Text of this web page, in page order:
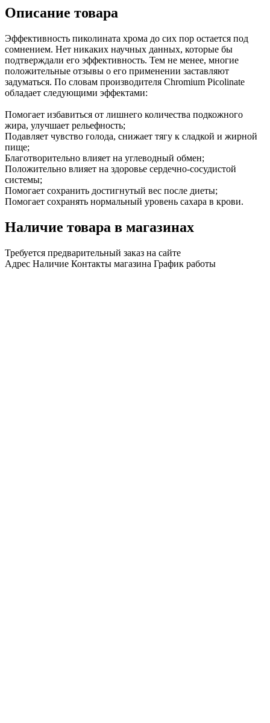
Описание товара
Эффективность пиколината хрома до сих пор остается под
сомнением. Нет никаких научных данных, которые бы
подтверждали его эффективность. Тем не менее, многие
положительные отзывы о его применении заставляют
задуматься. По словам производителя Chromium Picolinate
обладает следующими эффектами:
Помогает избавиться от лишнего количества подкожного
жира, улучшает рельефность;
Подавляет чувство голода, снижает тягу к сладкой и жирной
пище;
Благотворительно влияет на углеводный обмен;
Положительно влияет на здоровье сердечно-сосудистой
системы;
Помогает сохранить достигнутый вес после диеты;
Помогает сохранять нормальный уровень сахара в крови.
Наличие товара в магазинах
Требуется предварительный заказ на сайте
Адрес Наличие Контакты магазина График работы